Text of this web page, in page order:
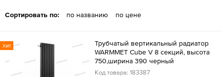
Сортировать по: по названию по цене
Хит
Трубчатый вертикальный радиатор
WARMMET Cube V 8 секций, высота
750,ширина 390 черный
Код товара: 183387